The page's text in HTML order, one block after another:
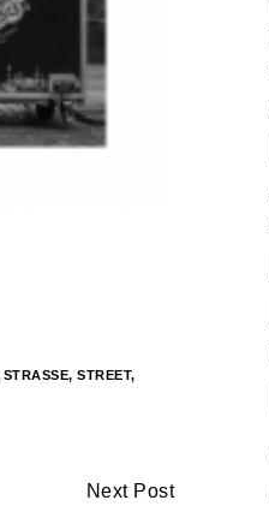
STRASSE , STREET,
Next Post